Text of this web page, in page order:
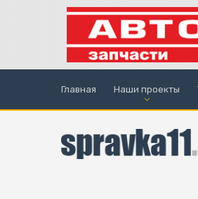
Главная Наши проекты